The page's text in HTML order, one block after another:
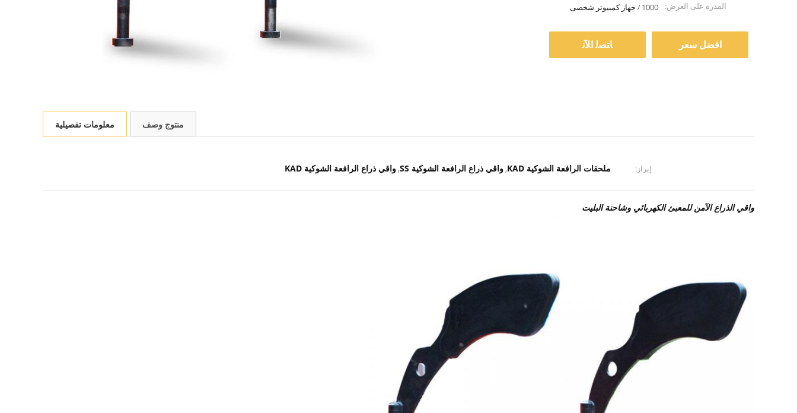
القدرة على العرض:
1000 / جهاز كمبيوتر شخصى
افضل سعر ﺎﺘﺼﻟ ﺍﻶﻧ
معلومات تفصيلية منتوج وصف
إبراز: ملحقات الرافعة الشوكية KAD , واقي ذراع الرافعة الشوكية SS , واقي ذراع الرافعة الشوكية KAD
واقي الذراع الآمن للمعبئ الكهربائي وشاحنة البليت